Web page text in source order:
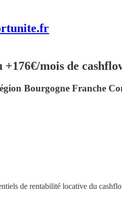
mois de
Bourgogne Franche
de rentabilité locative du